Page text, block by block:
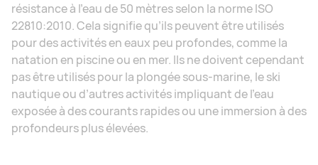
résistance à l’eau de 50 mètres selon la norme ISO
22810:2010. Cela signifie qu’ils peuvent être utilisés
pour des activités en eaux peu profondes, comme la
natation en piscine ou en mer. Ils ne doivent cependant
pas être utilisés pour la plongée sous-marine, le ski
nautique ou d’autres activités impliquant de l’eau
exposée à des courants rapides ou une immersion à des
profondeurs plus élevées.